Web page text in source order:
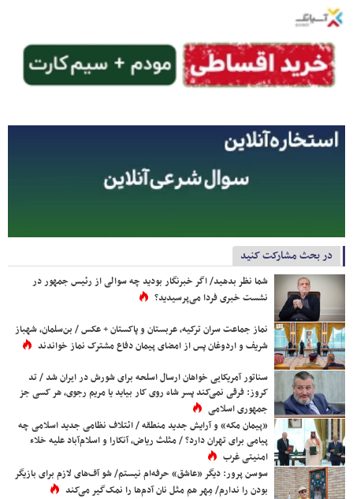
در بحث مشارکت کنید
شما نظر بدهید/ اگر خبرنگار بودید چه سوالی از رئیس جمهور در
نشست خبری فردا می‌پرسیدید؟
نماز جماعت سران ترکیه، عربستان و پاکستان + عکس / بن‌سلمان، شهباز
شریف و اردوغان پس از امضای پیمان دفاع مشترک نماز خواندند
سناتور آمریکایی خواهان ارسال اسلحه برای شورش در ایران شد / تد
کروز: فرقی نمی‌کند پسر شاه روی کار بیاید یا مریم رجوی، هر کسی جز
جمهوری اسلامی
«پیمان مکه» و آرایش جدید منطقه / ائتلاف نظامی جدید اسلامی چه
پیامی برای تهران دارد؟ / مثلث ریاض، آنکارا و اسلام‌آباد علیه خلاء
امنیتی غرب
سوسن پرور: دیگر «عاشق» حرفه‌ام نیستم/ شو آف‌های لازم برای بازیگر
بودن را ندارم/ مِهر هم مثل نان آدم‌ها را نمک‌گیر می‌کند